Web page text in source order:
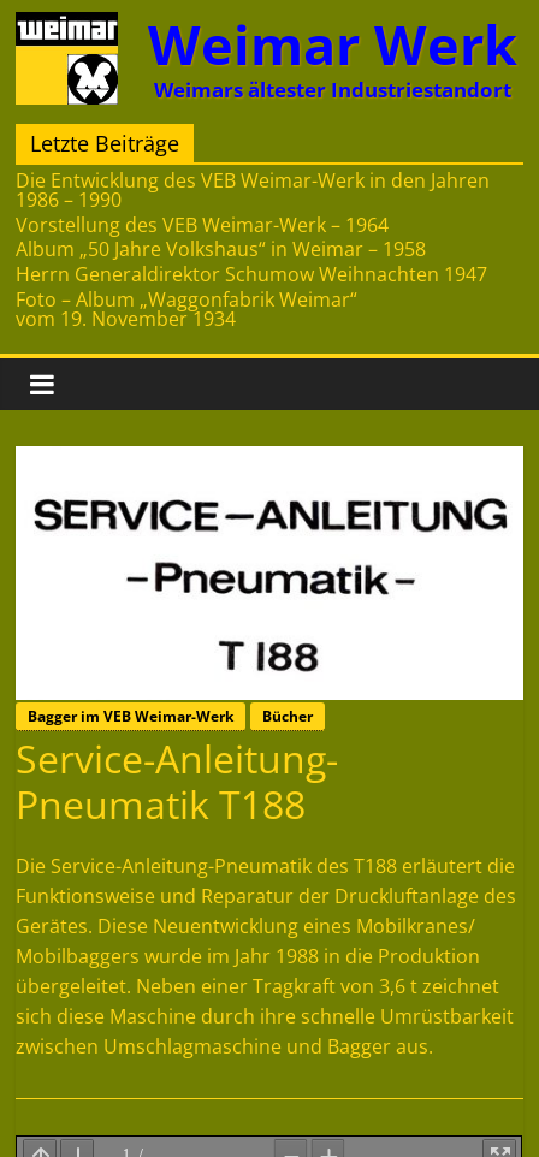
Zum
Inhalt
springen
Weimar Werk
Weimars ältester Industriestandort
Letzte Beiträge
Die Entwicklung des VEB Weimar-Werk in den Jahren
1986 – 1990
Vorstellung des VEB Weimar-Werk – 1964
Album „50 Jahre Volkshaus“ in Weimar – 1958
Herrn Generaldirektor Schumow Weihnachten 1947
Foto – Album „Waggonfabrik Weimar“
vom 19. November 1934
Bagger im VEB Weimar-Werk Bücher
Service-Anleitung-
Pneumatik T188
Die Service-Anleitung-Pneumatik des T188 erläutert die
Funktionsweise und Reparatur der Druckluftanlage des
Gerätes. Diese Neuentwicklung eines Mobilkranes/
Mobilbaggers wurde im Jahr 1988 in die Produktion
übergeleitet. Neben einer Tragkraft von 3,6 t zeichnet
sich diese Maschine durch ihre schnelle Umrüstbarkeit
zwischen Umschlagmaschine und Bagger aus.